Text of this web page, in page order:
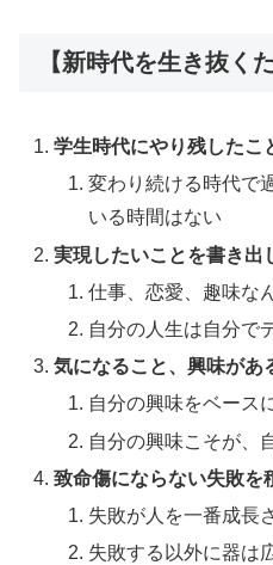
【新時代を生き抜く
学生時代にやり残したこ
変わり続ける時代で
いる時間はない
実現したいことを書き出
仕事、恋愛、趣味な
自分の人生は自分で
気になること、興味があ
自分の興味をベース
自分の興味こそが、
致命傷にならない失敗を
失敗が人を一番成長
失敗する以外に器は